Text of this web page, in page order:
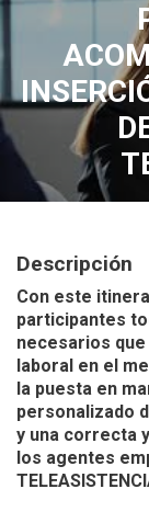
Descripción
Con este
participantes
necesarios
laboral en el
la puesta en
personalizado
y una correcta
los agentes